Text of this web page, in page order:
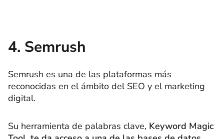
4. Semrush
Semrush es una de las plataformas más
reconocidas en el ámbito del SEO y el marketing
digital.
Su herramienta de palabras clave, Keyword Magic